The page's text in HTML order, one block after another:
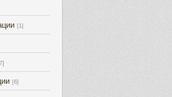
[1]
[6]